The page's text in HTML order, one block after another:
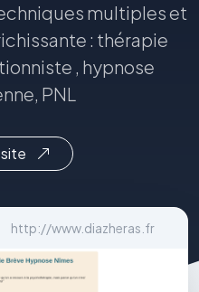
multiples et
: thérapie
, hypnose
PNL
http://www.diazheras.fr